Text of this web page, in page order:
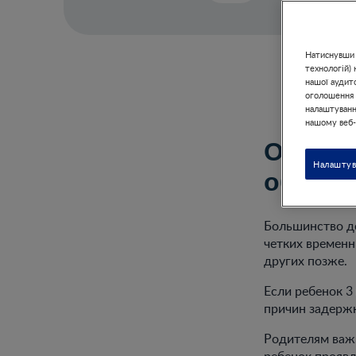
Большинство
четких
других позже.
Если ребенок
причин
Родителям
Натиснувши
нашої
оголошення
нашому веб-